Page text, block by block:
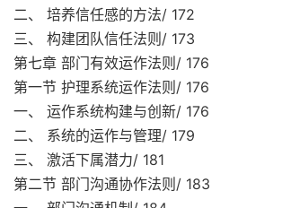
二、 培养信任感的方法/ 172
三、 构建团队信任法则/ 173
第七章 部门有效运作法则/ 176
第一节 护理系统运作法则/ 176
一、 运作系统构建与创新/ 176
二、 系统的运作与管理/ 179
三、 激活下属潜力/ 181
第二节 部门沟通协作法则/ 183